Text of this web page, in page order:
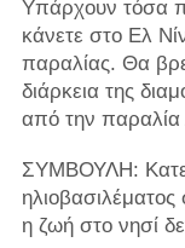
Υπάρχουν τόσα
κάνετε στο Ελ
παραλίας. Θα
διάρκεια της
από την
ΣΥΜΒΟΥΛΗ:
η ζωή στο νησί